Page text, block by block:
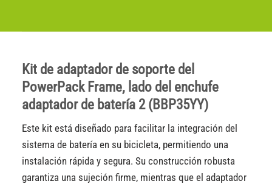
Kit de adaptador de soporte del
PowerPack Frame, lado del enchufe
adaptador de batería 2 (BBP35YY)
Este kit está diseñado para facilitar la integración del
sistema de batería en su bicicleta, permitiendo una
instalación rápida y segura. Su construcción robusta
garantiza una sujeción firme, mientras que el adaptador